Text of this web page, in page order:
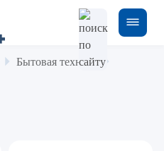
Бытовая техника